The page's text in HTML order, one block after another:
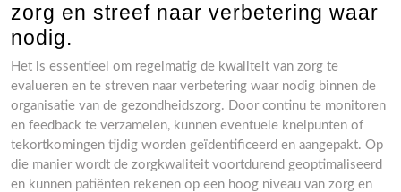
zorg en streef naar verbetering waar
nodig.
Het is essentieel om regelmatig de kwaliteit van zorg te
evalueren en te streven naar verbetering waar nodig binnen de
organisatie van de gezondheidszorg. Door continu te monitoren
en feedback te verzamelen, kunnen eventuele knelpunten of
tekortkomingen tijdig worden geïdentificeerd en aangepakt. Op
die manier wordt de zorgkwaliteit voortdurend geoptimaliseerd
en kunnen patiënten rekenen op een hoog niveau van zorg en